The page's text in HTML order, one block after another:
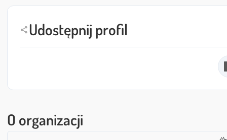
shareUdostępnij profil
O organizacji